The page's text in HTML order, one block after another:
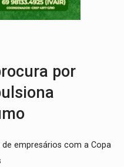
Programa da Energisa beneficia 60 famílias com geladeiras
por
empresários com a Copa